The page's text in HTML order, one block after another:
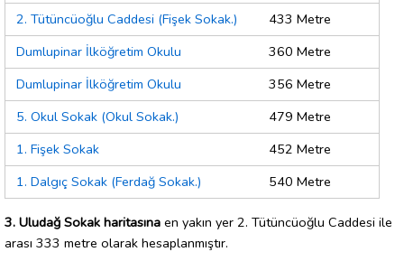
2. Tütüncüoğlu Caddesi (Fişek Sokak.)
433 Metre
Dumlupinar İlköğretim Okulu
360 Metre
Dumlupinar İlköğretim Okulu
356 Metre
5. Okul Sokak (Okul Sokak.)
479 Metre
1. Fişek Sokak
452 Metre
1. Dalgıç Sokak (Ferdağ Sokak.)
540 Metre
3. Uludağ Sokak haritasına en yakın yer 2. Tütüncüoğlu Caddesi ile
arası 333 metre olarak hesaplanmıştır.